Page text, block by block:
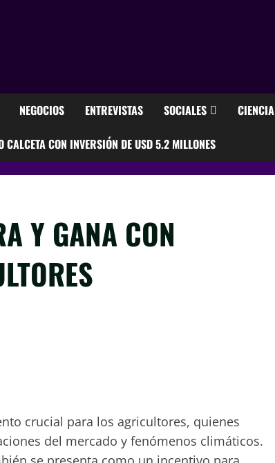
NEGOCIOS ENTREVISTAS SOCIALES CIENCIA
CON INVERSIÓN DE USD 5.2 MILLONES
Y GANA CON
crucial para los agricultores, quienes
del mercado y fenómenos climáticos.